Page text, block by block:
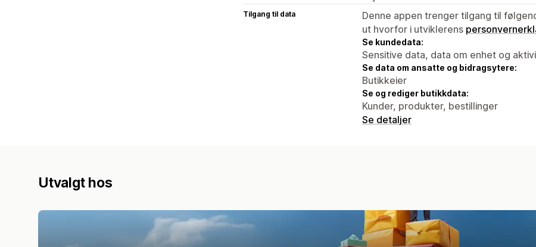
Tilgang til data
Denne appen trenger tilgang til
ut hvorfor i utviklerens
Se kundedata:
Sensitive data, data om enhet og
Se data om ansatte og bidragsytere:
Butikkeier
Se og rediger butikkdata:
Kunder, produkter, bestillinger
Se detaljer
Utvalgt hos